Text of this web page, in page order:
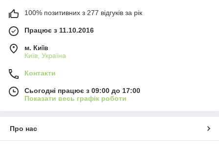
100% позитивних з 277 відгуків за рік
Працює з 11.10.2016
м. Київ
Київ, Україна
Контакти
Сьогодні працює з 09:00 до 17:00
Показати весь графік роботи
Про нас